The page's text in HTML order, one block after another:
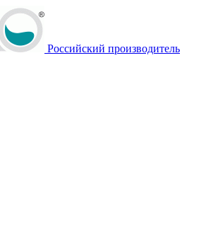
Российский производитель